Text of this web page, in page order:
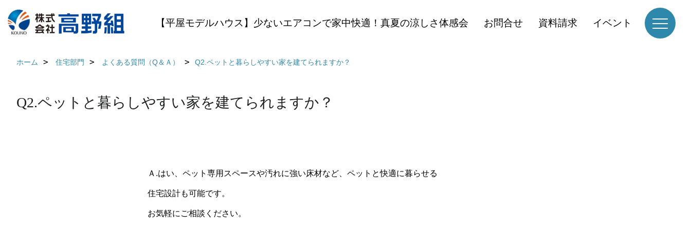
【平屋モデルハウス】少ないエアコンで家中快適！真夏の涼しさ体感会 お問合せ 資料請求 イベント
ホーム 住宅部門 よくある質問（Q＆Ａ） Q2.ペットと暮らしやすい家を建てられますか？
Q2.ペットと暮らしやすい家を建てられますか？
Ａ.はい、ペット専用スペースや汚れに強い床材など、ペットと快適に暮らせる
住宅設計も可能です。
お気軽にご相談ください。